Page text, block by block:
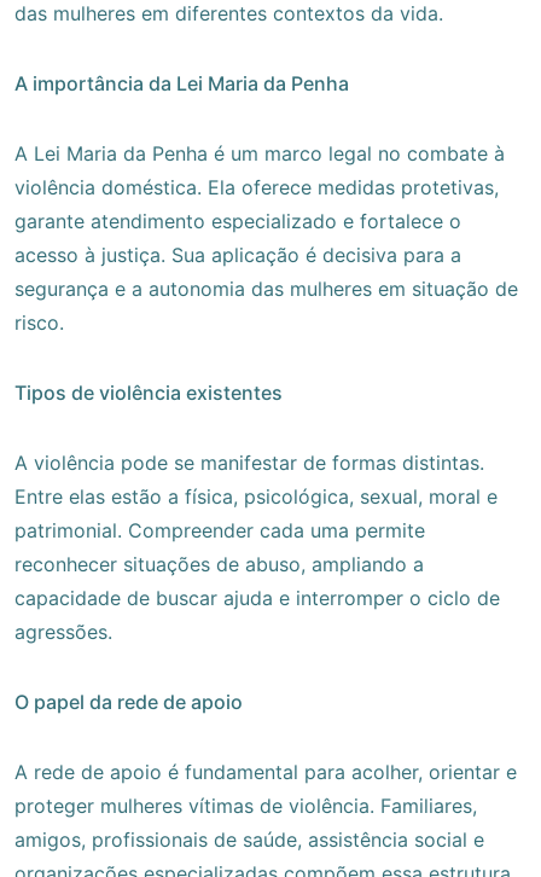
das mulheres em diferentes contextos da vida.
A importância da Lei Maria da Penha
A Lei Maria da Penha é um marco legal no combate à
violência doméstica. Ela oferece medidas protetivas,
garante atendimento especializado e fortalece o
acesso à justiça. Sua aplicação é decisiva para a
segurança e a autonomia das mulheres em situação de
risco.
Tipos de violência existentes
A violência pode se manifestar de formas distintas.
Entre elas estão a física, psicológica, sexual, moral e
patrimonial. Compreender cada uma permite
reconhecer situações de abuso, ampliando a
capacidade de buscar ajuda e interromper o ciclo de
agressões.
O papel da rede de apoio
A rede de apoio é fundamental para acolher, orientar e
proteger mulheres vítimas de violência. Familiares,
amigos, profissionais de saúde, assistência social e